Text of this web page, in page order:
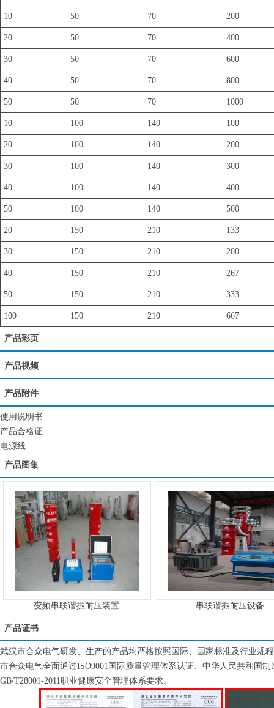
10 50 70 200
20 50 70 400
30 50 70 600
40 50 70 800
50 50 70 1000
10 100 140 100
20 100 140 200
30 100 140 300
40 100 140 400
50 100 140 500
20 150 210 133
30 150 210 200
40 150 210 267
50 150 210 333
100 150 210 667
产品彩页
产品视频
产品附件
使用说明书
产品合格证
电源线
产品图集
变频串联谐振耐压装置 串联谐振耐压设备
产品证书
武汉市合众电气研发、生产的产品均严格按照国际、国家标准及行业规
市合众电气全面通过ISO9001国际质量管理体系认证、中华人民共和国
GB/T28001-2011职业健康安全管理体系要求。